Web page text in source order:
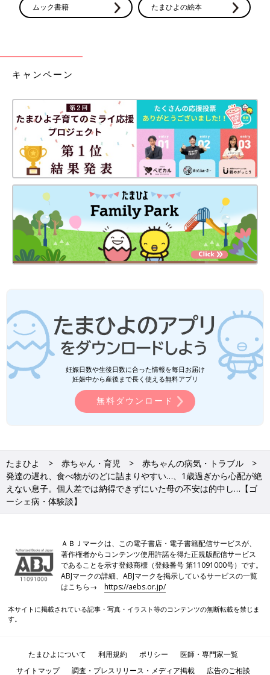
ムック書籍 たまひよの絵本
キャンペーン
妊娠日数や生後日数に合った情報を毎日お届け
妊娠中から産後まで長く使える無料アプリ
無料ダウンロード
たまひよ 赤ちゃん・育児
赤ちゃんの病気・トラブル
発達の遅れ、食べ物がのどに詰まりやすい…、1歳過ぎから心配が絶
えない息子。個人差では納得できずにいた母の不安は的中し…【ゴ
ーシェ病・体験談】
ＡＢＪマークは、この電子書店・電子書籍配信サービスが、
著作権者からコンテンツ使用許諾を得た正規版配信サービス
であることを示す登録商標（登録番号 第11091000号）です。
ABJマークの詳細、ABJマークを掲示しているサービスの一覧
はこちら→https://aebs.or.jp/
本サイトに掲載されている記事・写真・イラスト等のコンテンツの無断転載を禁じま
す。
たまひよについて 利用規約 ポリシー
医師・専門家一覧
サイトマップ
調査・プレスリリース・メディア掲載 広告のご相談